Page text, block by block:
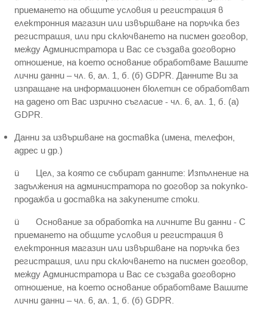
приемането на общите условия и регистрация в
електронния магазин или извършване на поръчка без
регистрация, или при сключването на писмен договор,
между Администратора и Вас се създава договорно
отношение, на което основание обработваме Вашите
лични данни – чл. 6, ал. 1, б. (б) GDPR. Данните Ви за
изпращане на информационен бюлетин се обработват
на дадено от Вас изрично съгласие - чл. 6, ал. 1, б. (а)
GDPR.
Данни за извършване на доставка (имена, телефон,
адрес и др.)
ü Цел, за която се събират данните: Изпълнение на
задължения на администратора по договор за покупко-
продажба и доставка на закупените стоки.
ü Основание за обработка на личните Ви данни - С
приемането на общите условия и регистрация в
електронния магазин или извършване на поръчка без
регистрация, или при сключването на писмен договор,
между Администратора и Вас се създава договорно
отношение, на което основание обработваме Вашите
лични данни – чл. 6, ал. 1, б. (б) GDPR.